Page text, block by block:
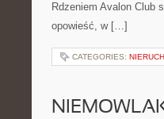
Rdzeniem Avalon Club
opowieść, w […]
CATEGORIES: